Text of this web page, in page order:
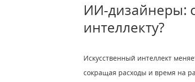
ИИ-дизайнеры:
интеллекту?
Искусственный интеллект
сокращая расходы и время на